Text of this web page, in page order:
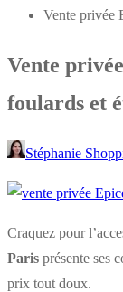
Vente privée
Vente
foulards et
Stéphanie
Craquez pour
Paris présente ses
prix tout doux.